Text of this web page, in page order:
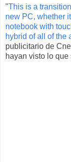
"This is a
new PC, whether
notebook with
hybrid of all of the
publicitario de
hayan visto lo